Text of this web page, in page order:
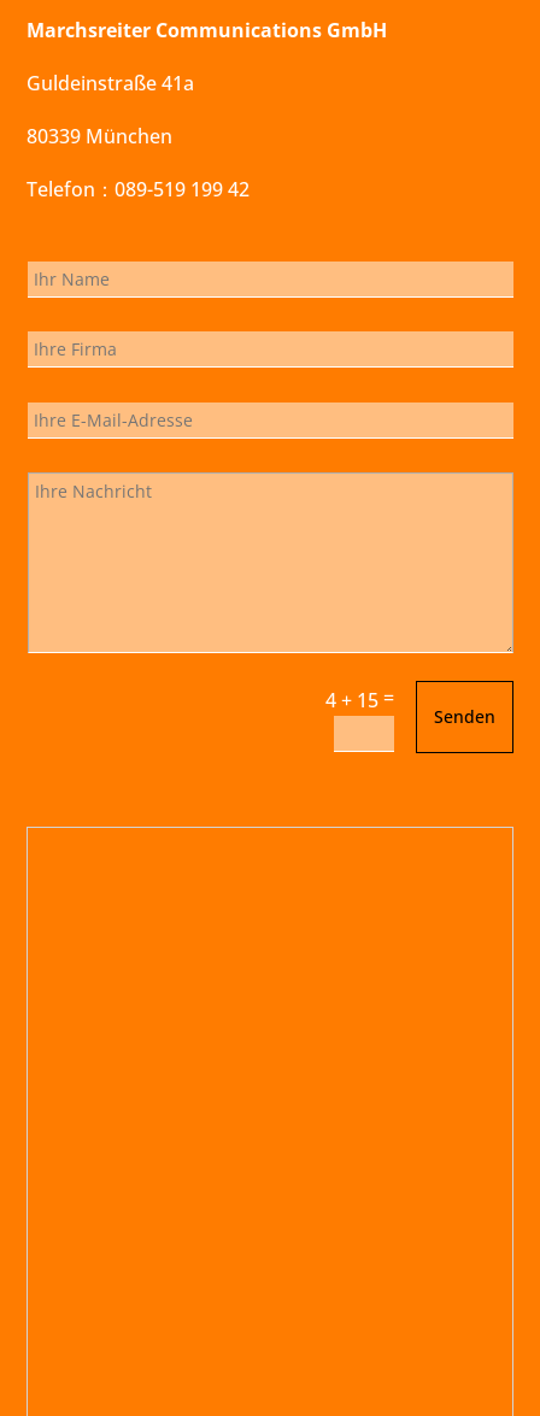
Marchsreiter Communications GmbH
Guldeinstraße 41a
80339 München
Telefon：089-519 199 42
4 + 15=
Senden